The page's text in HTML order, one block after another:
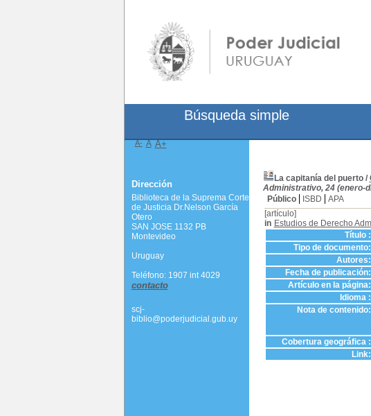
La capitanía del puerto/
Administrativo, 24 (enero-
Público
ISBD
APA
[artículo]
in Estudios de Derecho
Título :
Tipo de documento:
Autores:
Fecha de publicación:
Artículo en la página:
Idioma :
Nota de contenido:
Cobertura geográfica :
Link:
Búsqueda simple
A- A A+
Dirección
Biblioteca de la Suprema Corte
de Justicia Dr.Nelson García
Otero
SAN JOSE 1132 PB
Montevideo
Uruguay
Teléfono: 1907 int 4029
contacto
scj-
biblio@poderjudicial.gub.uy